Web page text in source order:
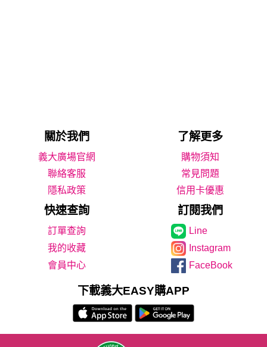
關於我們 了解更多
義大廣場官網
購物須知
聯絡客服
常見問題
隱私政策
信用卡優惠
快速查詢 訂閱我們
Line
我的收藏
Instagram
會員中心
FaceBook
下載義大EASY購APP